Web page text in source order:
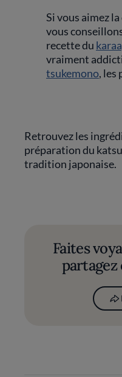
Si vous aimez
vous
recette du
vraiment
tsukemono, les
Retrouvez les
préparation du
tradition japonaise.
Faites